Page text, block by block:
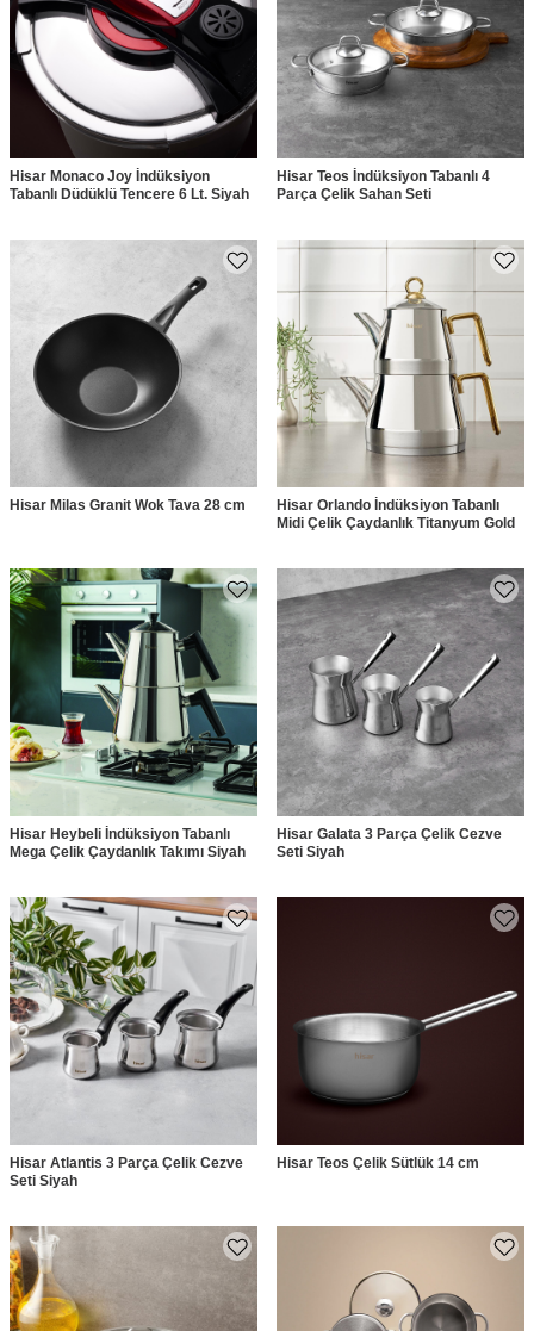
Hisar Monaco Joy İndüksiyon
Tabanlı Düdüklü Tencere 6 Lt. Siyah
Hisar Teos İndüksiyon Tabanlı 4
Parça Çelik Sahan Seti
Hisar Milas Granit Wok Tava 28 cm
Hisar Orlando İndüksiyon Tabanlı
Midi Çelik Çaydanlık Titanyum Gold
Hisar Heybeli İndüksiyon Tabanlı
Mega Çelik Çaydanlık Takımı Siyah
Hisar Galata 3 Parça Çelik Cezve
Seti Siyah
Hisar Atlantis 3 Parça Çelik Cezve
Seti Siyah
Hisar Teos Çelik Sütlük 14 cm